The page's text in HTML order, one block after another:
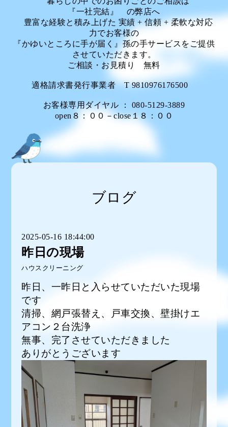
『一社完結』 の弊店へ
豊富な経験と積み上げた 実績 + 信頼 + 柔軟な対応
力でお客様の
『かゆいところに手が届く』孫の手サービスをご提供
させていただきます。
ご相談・お見積り 無料
適格請求書発行事業者 T 9810976176500
お客様専用ダイヤル ： 080-5129-3889
open８：００－close１８：００
ブログ
2025-05-16 18:44:00
昨日の現場
ハウスクリーニング
昨日、一昨日と入らせていただいた現場
です
清掃、網戸張替え、戸車交換、壁掛けエ
アコン２台洗浄
無事、完了させていただきました
ありがとうございます